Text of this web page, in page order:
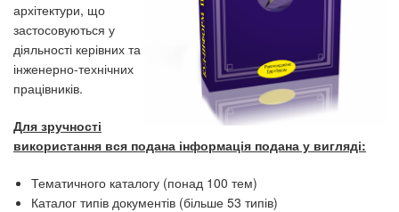
архітектури, що
застосовуються у
діяльності керівних та
інженерно-технічних
працівників.
Для зручності
використання вся подана інформація подана у вигляді:
Тематичного каталогу (понад 100 тем)
Каталог типів документів (більше 53 типів)